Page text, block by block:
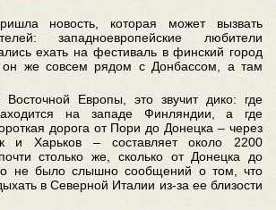
новость, которая может вызвать
западноевропейские любители
ехать на фестиваль в финский город
он же совсем рядом с Донбассом, а там
Европы, это звучит дико: где
на западе Финляндии, а где
дорога от Пори до Донецка – через
и Харьков – составляет около 2200
столько же, сколько от Донецка до
не было слышно сообщений о том, что
в Северной Италии из-за ее близости